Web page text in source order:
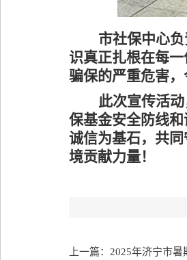
市社保中心
识真正扎根在每
骗保的严重危害
此次宣传活
保基金安全防线和
诚信为基石，共
境贡献力量！
上一篇：2025年济宁市